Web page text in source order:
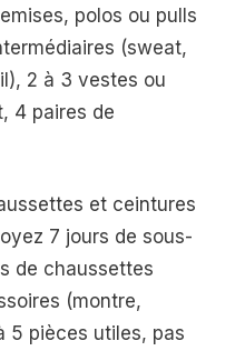
polos ou pulls
(sweat,
2 à 3 vestes ou
4 paires de
et ceintures
7 jours de sous-
de chaussettes
(montre,
5 pièces utiles, pas